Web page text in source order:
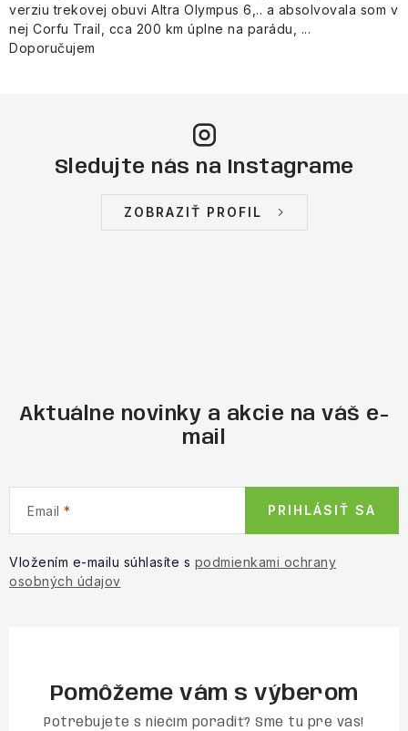
verziu trekovej obuvi Altra Olympus 6,.. a absolvovala som v
nej Corfu Trail, cca 200 km úplne na parádu, ...
Doporučujem
Sledujte nás na Instagrame
ZOBRAZIŤ PROFIL
Aktuálne novinky a akcie na váš e-
mail
Email
Vložením e-mailu súhlasíte s podmienkami ochrany
osobných údajov
PRIHLÁSIŤ SA
Pomôžeme vám s výberom
Potrebujete s niečím poradiť? Sme tu pre vás!